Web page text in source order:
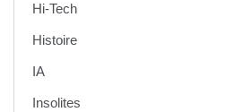
Hi-Tech
Histoire
IA
Insolites